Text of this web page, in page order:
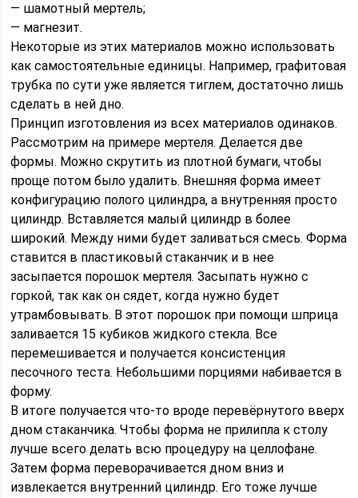
— шамотный мертель;
— магнезит.
Некоторые из этих материалов можно использовать
как самостоятельные единицы. Например, графитовая
трубка по сути уже является тиглем, достаточно лишь
сделать в ней дно.
Принцип изготовления из всех материалов одинаков.
Рассмотрим на примере мертеля. Делается две
формы. Можно скрутить из плотной бумаги, чтобы
проще потом было удалить. Внешняя форма имеет
конфигурацию полого цилиндра, а внутренняя просто
цилиндр. Вставляется малый цилиндр в более
широкий. Между ними будет заливаться смесь. Форма
ставится в пластиковый стаканчик и в нее
засыпается порошок мертеля. Засыпать нужно с
горкой, так как он сядет, когда нужно будет
утрамбовывать. В этот порошок при помощи шприца
заливается 15 кубиков жидкого стекла. Все
перемешивается и получается консистенция
песочного теста. Небольшими порциями набивается в
форму.
В итоге получается что-то вроде перевёрнутого вверх
дном стаканчика. Чтобы форма не прилипла к столу
лучше всего делать всю процедуру на целлофане.
Затем форма переворачивается дном вниз и
извлекается внутренний цилиндр. Его тоже лучше